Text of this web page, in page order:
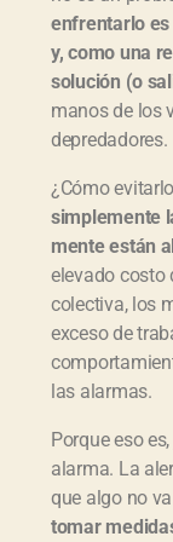
enfrentarlo
y, como una
solución (o
manos de los
depredadores.
¿Cómo
simplemente
mente están
elevado costo
colectiva, los
exceso de
las alarmas.
Porque eso
alarma. La
que algo no
tomar